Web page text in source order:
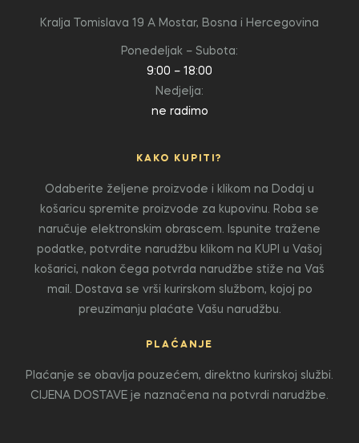
Kralja Tomislava 19 A Mostar, Bosna i Hercegovina
Ponedeljak – Subota:
9:00 – 18:00
Nedjelja:
ne radimo
KAKO KUPITI?
Odaberite željene proizvode i klikom na Dodaj u
košaricu spremite proizvode za kupovinu. Roba se
naručuje elektronskim obrascem. Ispunite tražene
podatke, potvrdite narudžbu klikom na KUPI u Vašoj
košarici, nakon čega potvrda narudžbe stiže na Vaš
mail. Dostava se vrši kurirskom službom, kojoj po
preuzimanju plaćate Vašu narudžbu.
PLAĆANJE
Plaćanje se obavlja pouzećem, direktno kurirskoj službi.
CIJENA DOSTAVE je naznačena na potvrdi narudžbe.